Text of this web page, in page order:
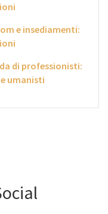
e insediamenti:
di professionisti:
umanisti